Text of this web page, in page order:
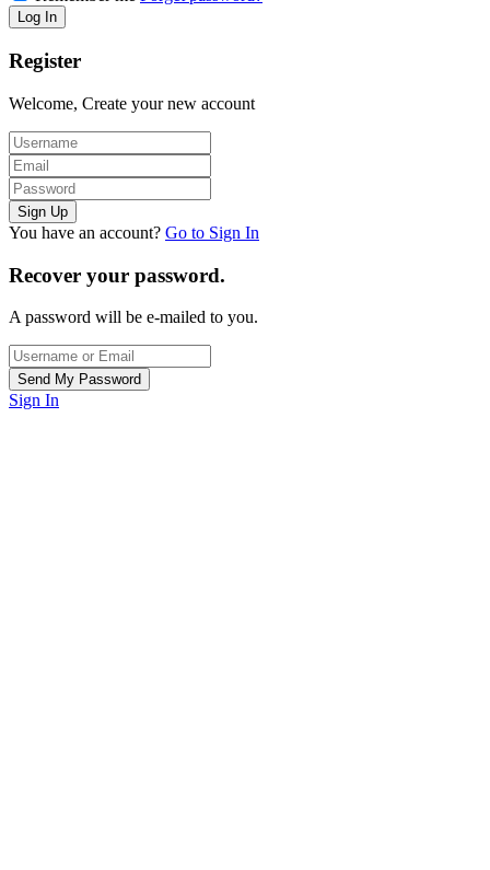
Register
Welcome, Create your new account
You have an account? Go to Sign In
Recover your password.
A password will be e-mailed to you.
Sign In